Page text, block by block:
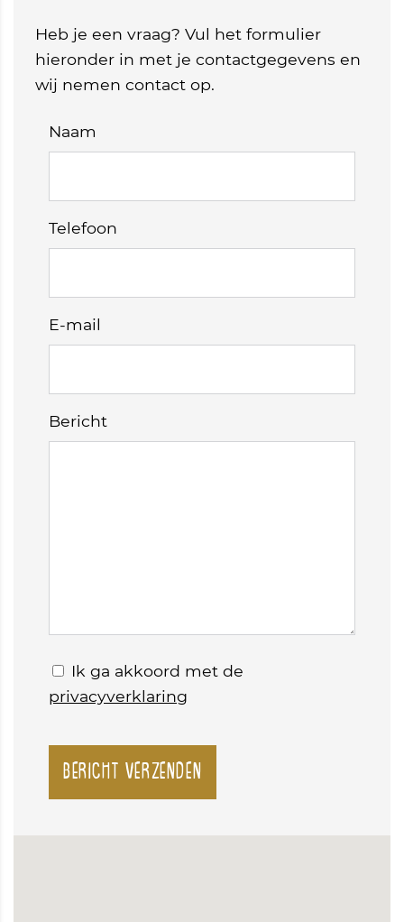
Heb je een vraag? Vul het formulier
hieronder in met je contactgegevens en
wij nemen contact op.
Naam
Telefoon
E-mail
Bericht
Ik ga akkoord met de
privacyverklaring
Bericht verzenden